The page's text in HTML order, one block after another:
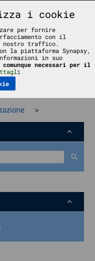
- Grottaferrata - Roma
Menu
>
i cookie
per fornire
con il
nostro traffico.
la piattaforma Synapsy,
in suo
necessari per il